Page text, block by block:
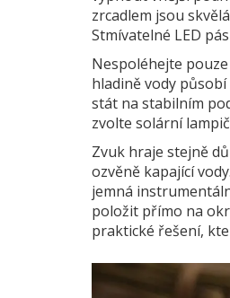
zrcadlem jsou
Stmívatelné LED
Nespoléhejte
hladině vody
stát na stabilním
zvolte solární
Zvuk hraje stejně
ozvěně kapající
jemná
položit přímo na
praktické řešení,